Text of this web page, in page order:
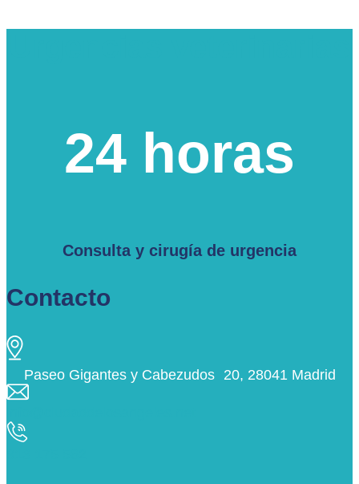
24 horas
Consulta y cirugía de urgencia
Contacto
Paseo Gigantes y Cabezudos 20, 28041 Madrid